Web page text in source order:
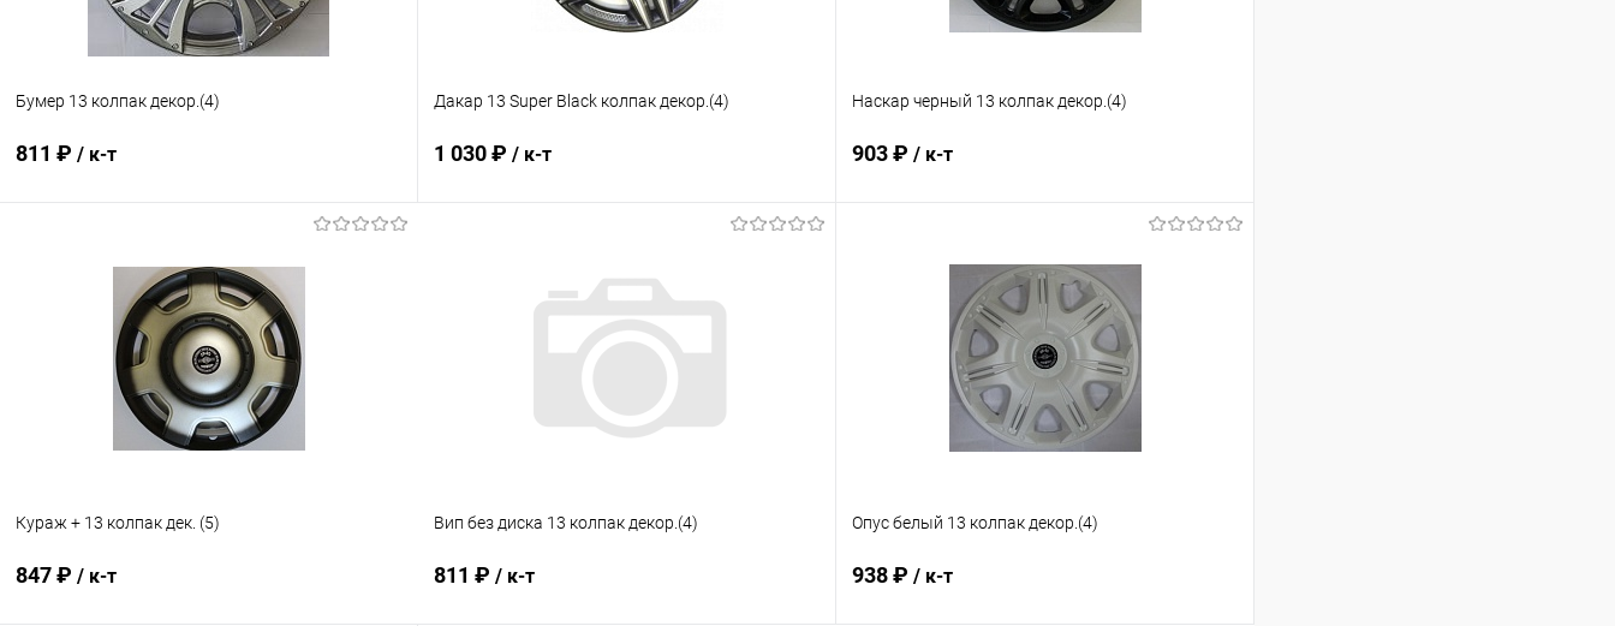
Бумер 13 колпак декор.(4)
811 ₽ / к-т
Купить в 1 клик Сравнение
В избранное В наличии
Дакар 13 Super Black колпак декор.(4)
1 030 ₽ / к-т
Купить в 1 клик Сравнение
В наличии
Наскар черный 13 колпак декор.(4)
903 ₽ / к-т
Купить в 1 клик К сравнению
В избранное Под заказ
Кураж + 13 колпак дек. (5)
847 ₽ / к-т
Вип без диска 13 колпак декор.(4)
811 ₽ / к-т
Опус белый 13 колпак декор.(4)
938 ₽ / к-т